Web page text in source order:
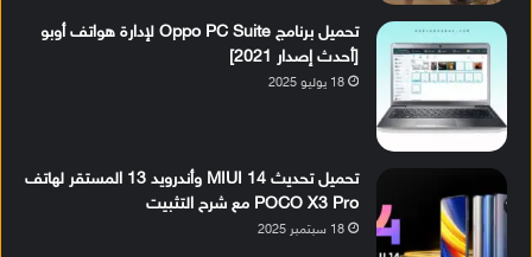
تحميل برنامج Oppo PC Suite لإدارة هواتف أوبو
[أحدث إصدار 2021]
18 يوليو 2025
تحميل تحديث MIUI 14 وأندرويد 13 المستقر لهاتف
POCO X3 Pro مع شرح التثبيت
18 سبتمبر 2025